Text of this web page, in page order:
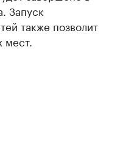
Запуск
также позволит
мест.